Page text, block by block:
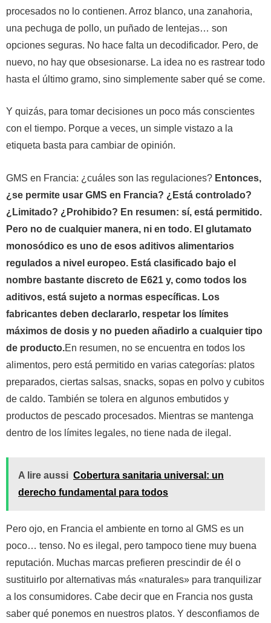
procesados ​​no lo contienen. Arroz blanco, una zanahoria,
una pechuga de pollo, un puñado de lentejas… son
opciones seguras. No hace falta un decodificador. Pero, de
nuevo, no hay que obsesionarse. La idea no es rastrear todo
hasta el último gramo, sino simplemente saber qué se come.
Y quizás, para tomar decisiones un poco más conscientes
con el tiempo. Porque a veces, un simple vistazo a la
etiqueta basta para cambiar de opinión.
GMS en Francia: ¿cuáles son las regulaciones? Entonces,
¿se permite usar GMS en Francia? ¿Está controlado?
¿Limitado? ¿Prohibido? En resumen: sí, está permitido.
Pero no de cualquier manera, ni en todo. El glutamato
monosódico es uno de esos aditivos alimentarios
regulados a nivel europeo. Está clasificado bajo el
nombre bastante discreto de E621 y, como todos los
aditivos, está sujeto a normas específicas. Los
fabricantes deben declararlo, respetar los límites
máximos de dosis y no pueden añadirlo a cualquier tipo
de producto.En resumen, no se encuentra en todos los
alimentos, pero está permitido en varias categorías: platos
preparados, ciertas salsas, snacks, sopas en polvo y cubitos
de caldo. También se tolera en algunos embutidos y
productos de pescado procesados. Mientras se mantenga
dentro de los límites legales, no tiene nada de ilegal.
A lire aussi Cobertura sanitaria universal: un
derecho fundamental para todos
Pero ojo, en Francia el ambiente en torno al GMS es un
poco… tenso. No es ilegal, pero tampoco tiene muy buena
reputación. Muchas marcas prefieren prescindir de él o
sustituirlo por alternativas más «naturales» para tranquilizar
a los consumidores. Cabe decir que en Francia nos gusta
saber qué ponemos en nuestros platos. Y desconfiamos de